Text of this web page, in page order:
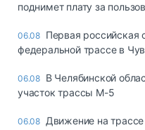
поднимет плату за
06.08 Первая российская
федеральной трассе в
06.08 В Челябинской
участок трассы М-5
06.08 Движение на